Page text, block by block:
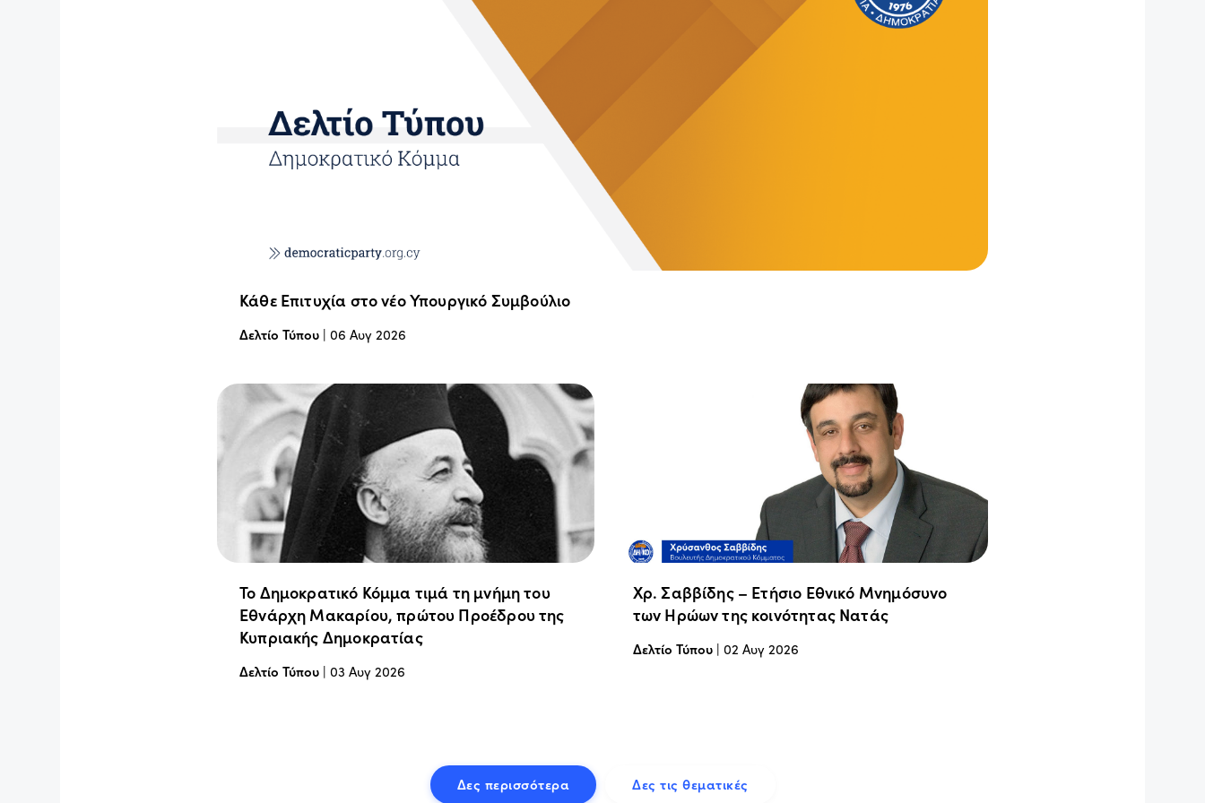
Κάθε Επιτυχία στο νέο Υπουργικό Συμβούλιο
Δελτίο Τύπου | 06 Αυγ 2026
Το Δημοκρατικό Κόμμα τιμά τη μνήμη του
Εθνάρχη Μακαρίου, πρώτου Προέδρου της
Κυπριακής Δημοκρατίας
Δελτίο Τύπου | 03 Αυγ 2026
Χρ. Σαββίδης – Ετήσιο Εθνικό Μνημόσυνο
των Ηρώων της κοινότητας Νατάς
Δελτίο Τύπου| 02 Αυγ 2026
Δες περισσότερα Δες τις θεματικές